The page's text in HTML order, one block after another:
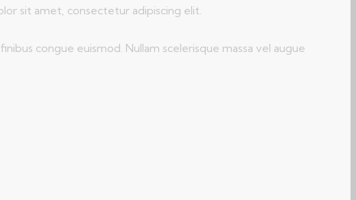
sit amet, consectetur adipiscing elit.
congue euismod. Nullam scelerisque massa vel augue